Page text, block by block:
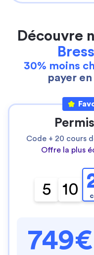
Découvre
30% moins
payer en
Code + 20 cours
Offre la plus
5 10
749€